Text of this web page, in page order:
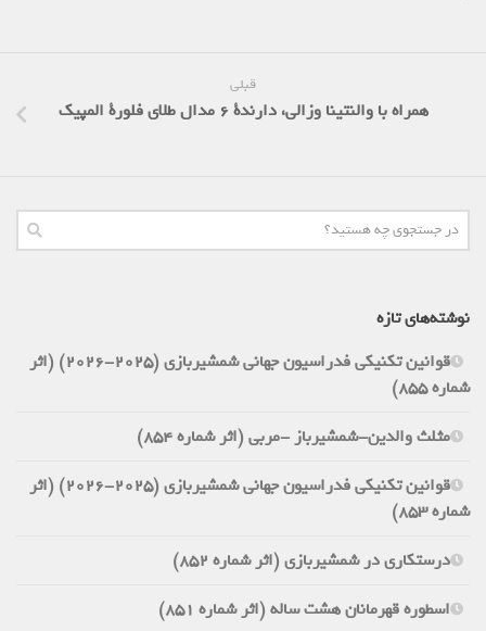
قبلی
همراه با والنتینا وزالی، دارندة 6 مدال طلای فلورة المپیک
نوشته‌های تازه
قوانین تکنیکی فدراسیون جهانی شمشیربازی (2025-2026) (اثر
شماره 855)
مثلث والدین-شمشیرباز -مربی (اثر شماره 854)
قوانین تکنیکی فدراسیون جهانی شمشیربازی (2025-2026) (اثر
شماره 853)
درستکاری در شمشیربازی (اثر شماره 852)
اسطوره قهرمانان هشت ساله (اثر شماره 851)